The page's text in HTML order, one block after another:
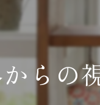
らの